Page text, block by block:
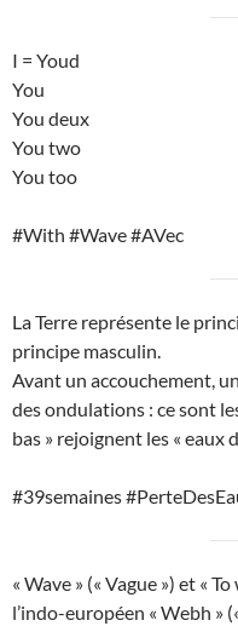
I = Youd
You
You deux
You two
You too
#With #Wave #AVec
La Terre représente le
principe masculin.
Avant un accouchement,
des ondulations : ce sont
bas » rejoignent les « eaux
#39semaines
« Wave » (« Vague ») et «
l’indo-européen « Webh »